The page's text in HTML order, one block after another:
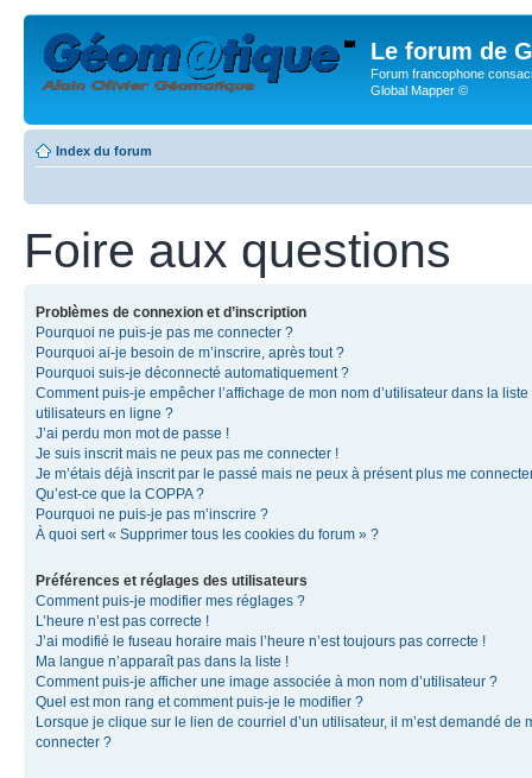
Le forum de
Forum francophone
Global Mapper ©
Index du forum
Foire aux questions
Problèmes de connexion et d’inscription
Pourquoi ne puis-je pas me connecter ?
Pourquoi ai-je besoin de m’inscrire, après tout ?
Pourquoi suis-je déconnecté automatiquement ?
Comment puis-je empêcher l’affichage de mon nom d’utilisateur dans la liste
utilisateurs en ligne ?
J’ai perdu mon mot de passe !
Je suis inscrit mais ne peux pas me connecter !
Je m’étais déjà inscrit par le passé mais ne peux à présent plus me
Qu’est-ce que la COPPA ?
Pourquoi ne puis-je pas m’inscrire ?
À quoi sert « Supprimer tous les cookies du forum » ?
Préférences et réglages des utilisateurs
Comment puis-je modifier mes réglages ?
L’heure n’est pas correcte !
J’ai modifié le fuseau horaire mais l’heure n’est toujours pas correcte !
Ma langue n’apparaît pas dans la liste !
Comment puis-je afficher une image associée à mon nom d’utilisateur ?
Quel est mon rang et comment puis-je le modifier ?
Lorsque je clique sur le lien de courriel d’un utilisateur, il m’est demandé de
connecter ?